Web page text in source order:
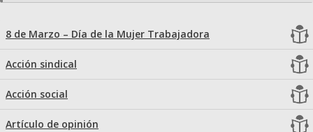
8 de Marzo – Día de la Mujer Trabajadora
Acción sindical
Acción social
Artículo de opinión